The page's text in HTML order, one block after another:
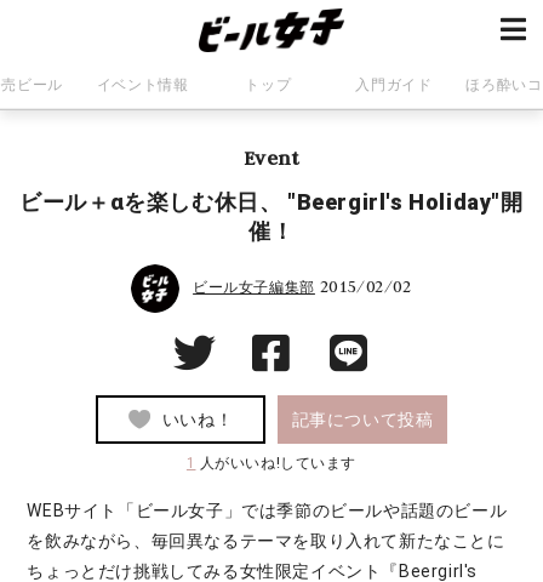
ビール イベント情報 トップ 入門ガイド ほろ酔い
Event
ビール＋αを楽しむ休日、 "Beergirl's Holiday"開
催！
ビール女子編集部 2015/02/02
いいね！ 記事について投稿
1 人がいいね!しています
WEBサイト「ビール女子」では季節のビールや話題のビール
を飲みながら、毎回異なるテーマを取り入れて新たなことに
ちょっとだけ挑戦してみる女性限定イベント『Beergirl's